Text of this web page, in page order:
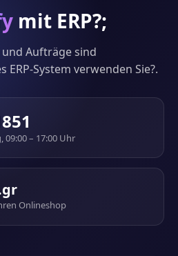
mit ERP?;
Aufträge sind
System verwenden Sie?.
09:00 – 17:00 Uhr
Onlineshop